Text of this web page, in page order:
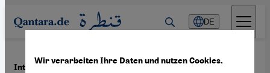
Direkt zum Inhalt springen
DE
Interview Faleh Abdul-Jabar:·06.10.2006
Wir verarbeiten Ihre Daten und nutzen Cookies.